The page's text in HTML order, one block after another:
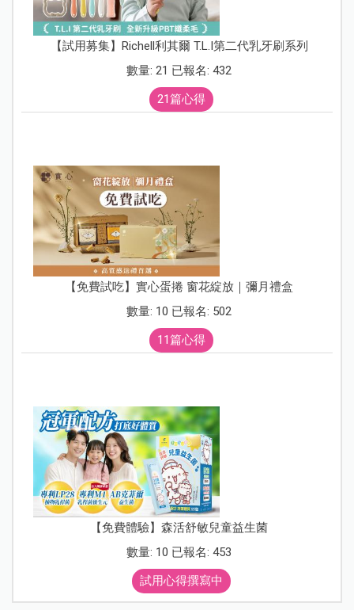
【試用募集】Richell利其爾 T.L.I第二代乳牙刷系列
數量: 21 已報名: 432
21篇心得
【免費試吃】實心蛋捲 窗花綻放｜彌月禮盒
數量: 10 已報名: 502
11篇心得
【免費體驗】森活舒敏兒童益生菌
數量: 10 已報名: 453
試用心得撰寫中